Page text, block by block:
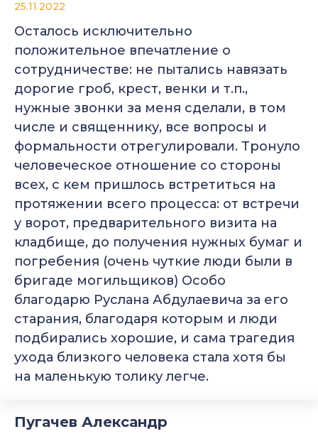
25.11.2022
Осталось исключительно
положительное впечатление о
сотрудничестве: не пытались навязать
дорогие гроб, крест, венки и т.п.,
нужные звонки за меня сделали, в том
числе и священнику, все вопросы и
формальности отрегулировали. Тронуло
человеческое отношение со стороны
всех, с кем пришлось встретиться на
протяжении всего процесса: от встречи
у ворот, предварительного визита на
кладбище, до получения нужных бумаг и
погребения (очень чуткие люди были в
бригаде могильщиков) Особо
благодарю Руслана Абдулаевича за его
старания, благодаря которым и люди
подбирались хорошие, и сама трагедия
ухода близкого человека стала хотя бы
на маленькую толику легче.
Пугачев Александр